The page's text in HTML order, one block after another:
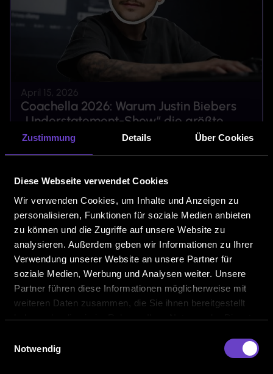
Zustimmung Details Über Cookies
Diese Webseite verwendet Cookies
Wir verwenden Cookies, um Inhalte und Anzeigen zu
personalisieren, Funktionen für soziale Medien anbieten
zu können und die Zugriffe auf unsere Website zu
analysieren. Außerdem geben wir Informationen zu Ihrer
Verwendung unserer Website an unsere Partner für
soziale Medien, Werbung und Analysen weiter. Unsere
Partner führen diese Informationen möglicherweise mit
weiteren Daten zusammen, die Sie ihnen bereitgestellt
haben oder die sie im Rahmen Ihrer Nutzung der Dienste
Notwendig
April 15, 2026
Coachella 2026: Warum Justin Biebers
„Understatement-Show“ die größte
Lektion für maximalen Impact ist
Justin Bieber bei Coachella: warum Reduktion oft den
Weiterlesen